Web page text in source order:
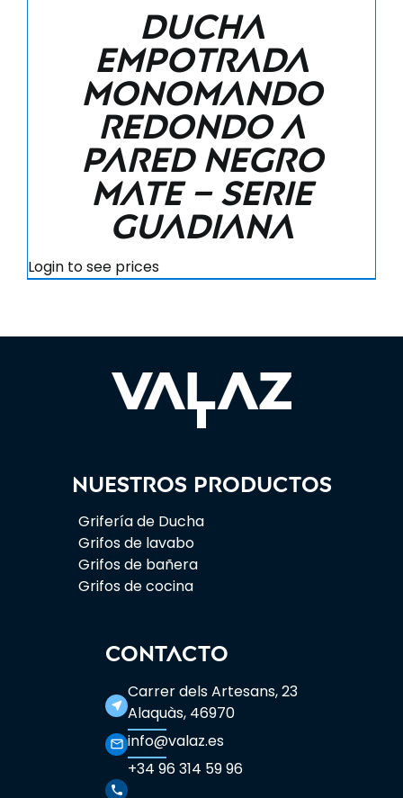
Ducha
empotrada
monomando
redondo a
pared negro
mate – Serie
Guadiana
Login to see prices
Nuestros productos
Grifería de Ducha
Grifos de lavabo
Grifos de bañera
Grifos de cocina
CONTACTO
near_me
Carrer dels Artesans, 23
Alaquàs, 46970
mail_outline info@valaz.es
phone
+34 96 314 59 96